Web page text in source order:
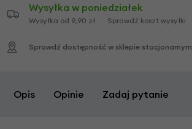
Wysyłka w poniedziałek
Wysyłka od 9,90 zł Sprawdź koszt wysyłki
Sprawdź dostępność w sklepie stacjonarnym
Opis Opinie Zadaj pytanie